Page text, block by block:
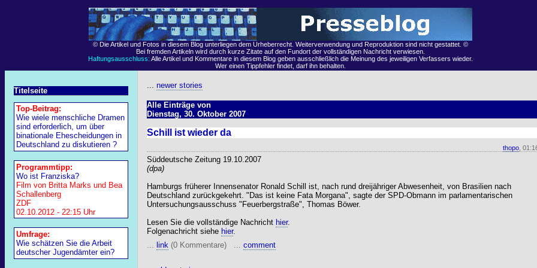
© Die Artikel und Fotos in diesem Blog unterliegen dem Urheberrecht. Weiterverwendung und Reproduktion sind nicht gestattet. ©
Bei fremden Artikeln wird durch kurze Zitate auf den Fundort der vollständigen Nachricht verwiesen.
Haftungsausschluss: Alle Artikel und Kommentare in diesem Blog geben ausschließlich die Meinung des jeweiligen Verfassers wieder.
Wer einen Tippfehler findet, darf ihn behalten.
Titelseite
Top-Beitrag:
Wie wiele menschliche Dramen
sind erforderlich, um über
binationale Ehescheidungen in
Deutschland zu diskutieren ?
Programmtipp:
Wo ist Franziska?
Film von Britta Marks und Bea
Schallenberg
ZDF
02.10.2012 - 22:15 Uhr
Umfrage:
Wie schätzen Sie die Arbeit
deutscher Jugendämter ein?
... newer stories
Alle Einträge von
Dienstag, 30. Oktober 2007
Schill ist wieder da
thopo,
Süddeutsche Zeitung 19.10.2007
(dpa)
Hamburgs früherer Innensenator Ronald Schill ist, nach rund dreijähriger Abwesenheit, von Brasilien nach
Deutschland zurückgekehrt. "Das ist keine Fata Morgana", sagte der SPD-Obmann im parlamentarischen
Untersuchungsausschuss "Feuerbergstraße", Thomas Böwer.
Lesen Sie die vollständige Nachricht hier.
Folgenachricht siehe hier.
... link(0 Kommentare) ... comment